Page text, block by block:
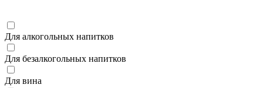
Для алкогольных напитков
Для безалкогольных напитков
Для вина